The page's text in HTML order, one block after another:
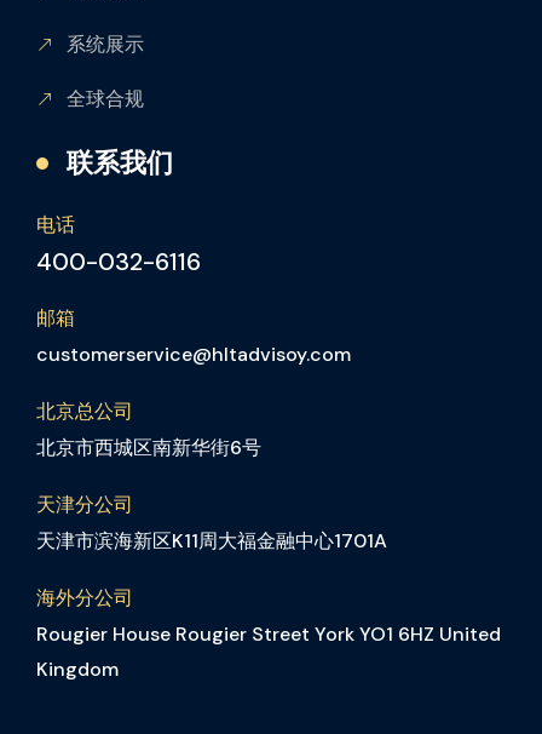
系统展示
全球合规
联系我们
电话
400-032-6116
邮箱
customerservice@hltadvisoy.com
北京总公司
北京市西城区南新华街6号
天津分公司
天津市滨海新区K11周大福金融中心1701A
海外分公司
Rougier House Rougier Street York YO1 6HZ United
Kingdom